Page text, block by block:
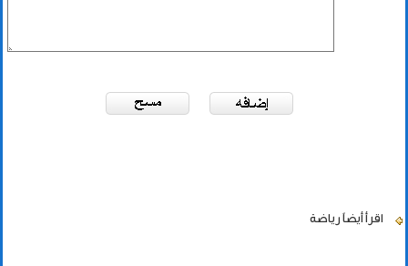
اقرأ أيضاً رياضة